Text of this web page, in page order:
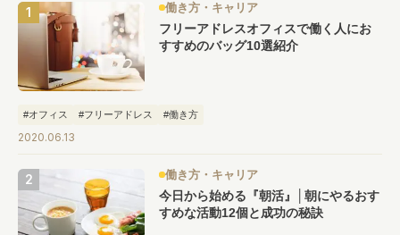
働き方・キャリア
フリーアドレスオフィスで働く人にお
すすめのバッグ10選紹介
#オフィス #フリーアドレス #働き方
2020.06.13
働き方・キャリア
今日から始める『朝活』│朝にやるおす
すめな活動12個と成功の秘訣